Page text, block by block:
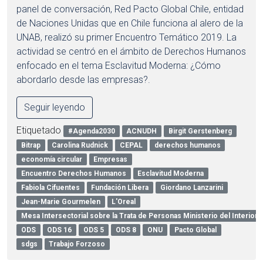
panel de conversación, Red Pacto Global Chile, entidad
de Naciones Unidas que en Chile funciona al alero de la
UNAB, realizó su primer Encuentro Temático 2019. La
actividad se centró en el ámbito de Derechos Humanos
enfocado en el tema Esclavitud Moderna: ¿Cómo
abordarlo desde las empresas?.
Seguir leyendo
Etiquetado #Agenda2030 ACNUDH
Birgit Gerstenberg
Bitrap
Carolina Rudnick CEPAL
derechos humanos
economía circular
Empresas
Encuentro Derechos Humanos
Esclavitud Moderna
Fabiola Cifuentes
Fundación Libera
Giordano Lanzarini
Jean-Marie Gourmelen
L'Oreal
Mesa Intersectorial sobre la Trata de Personas Ministerio del Interior y
ODS
ODS 16 ODS 5 ODS 8 ONU
Pacto Global
sdgs
Trabajo Forzoso